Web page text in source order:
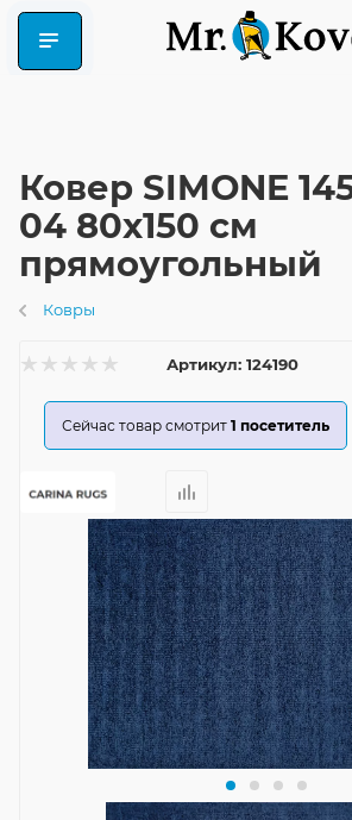
Ковер SIMONE
04 80x150 см
прямоугольный
Ковры
Артикул: 124190
Сейчас товар смотрит 1 посетитель